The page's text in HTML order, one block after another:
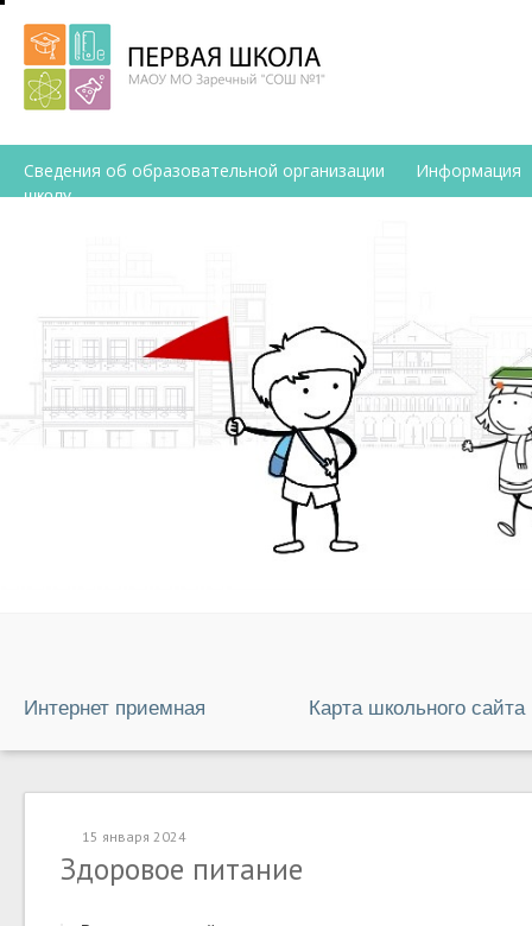
Сведения об образовательной организации Информация
школу
Интернет приемная Карта школьного сайта
15 января 2024
Здоровое питание